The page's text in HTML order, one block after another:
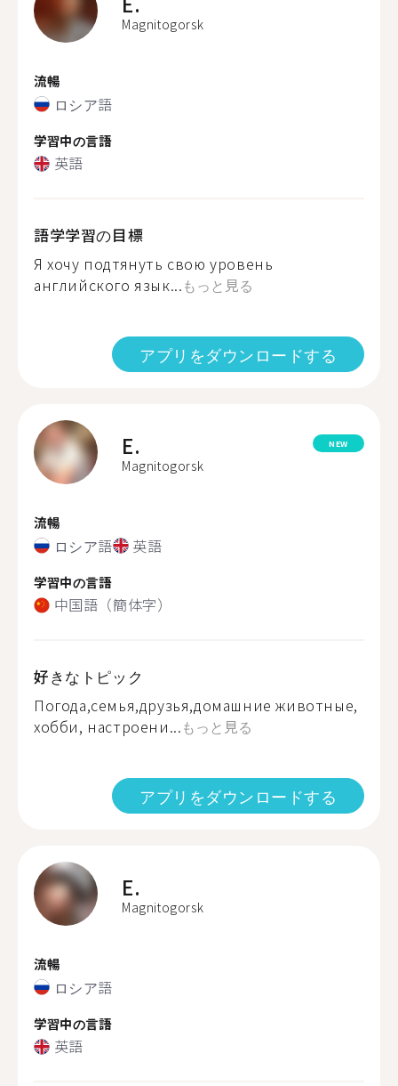
Magnitogorsk
流暢
ロシア語
学習中の言語
英語
語学学習の目標
Я хочу подтянуть свою уровень
английского язык...もっと見る
アプリをダウンロードする
E.
Magnitogorsk
NEW
流暢
ロシア語 英語
学習中の言語
中国語（簡体字）
好きなトピック
Погода,семья,друзья,домашние животные,
хобби, настроени...もっと見る
アプリをダウンロードする
E.
Magnitogorsk
流暢
ロシア語
学習中の言語
英語